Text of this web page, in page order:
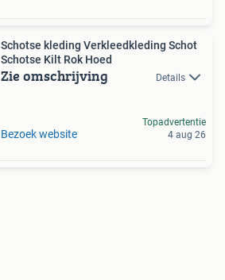
Schotse kleding Verkleedkleding Schot
Schotse Kilt Rok Hoed
Zie omschrijving Details
Bezoek website
Topadvertentie
4 aug 26